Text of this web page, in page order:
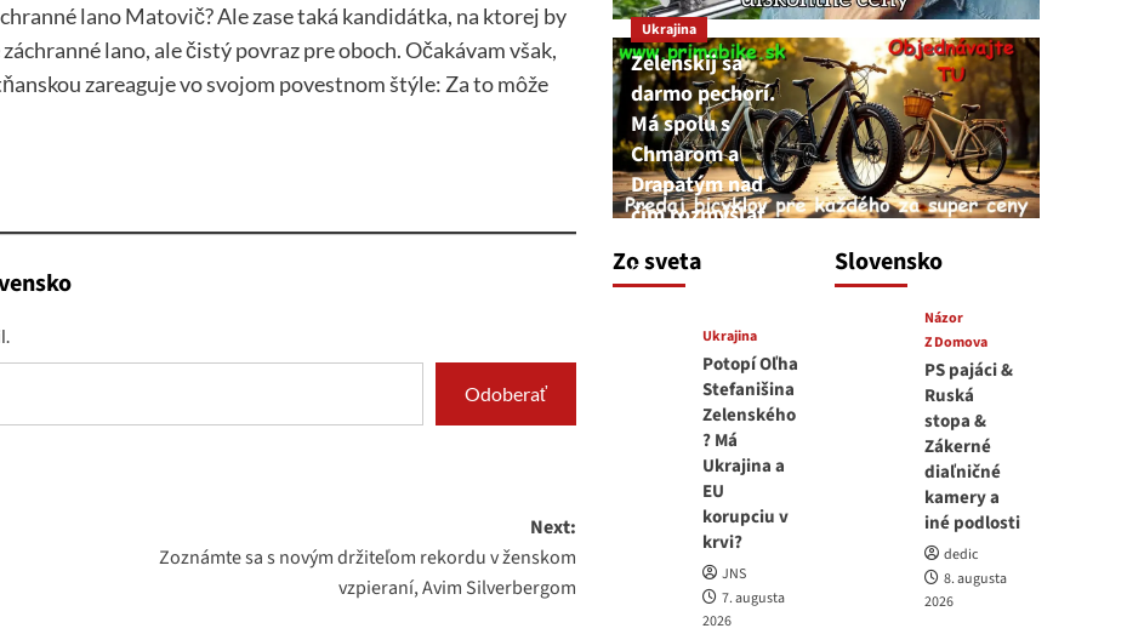
lano Matovič? Ale zase taká kandidátka, na ktorej by
lano, ale čistý povraz pre oboch. Očakávam však,
zareaguje vo svojom povestnom štýle: Za to môže
Odoberať
Next:
Zoznámte sa s novým držiteľom rekordu v ženskom
vzpieraní, Avim Silverbergom
Zo sveta
Ukrajina
Zelenskij sa
darmo pechorí.
Má spolu s
Chmarom a
Drapatým nad
čím rozmýšľať
medvedar
8. augusta 2026
Ukrajina
Potopí Oľha
Stefanišina
Zelenského
? Má
Ukrajina a
EU
korupciu v
krvi?
JNS
7. augusta
2026
Slovensko
Názor
Z Domova
PS pajáci &
Ruská
stopa &
Zákerné
diaľničné
kamery a
iné podlosti
dedic
8. augusta
2026